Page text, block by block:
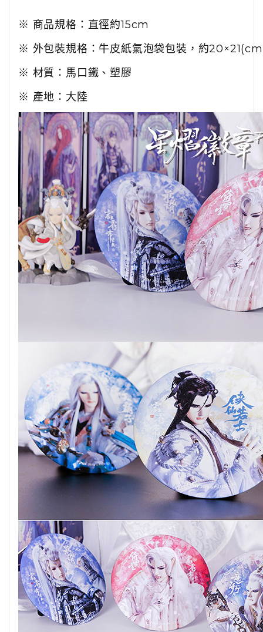
※ 商品規格：直徑約15cm
※ 外包裝規格：牛皮紙氣泡袋包裝，約
※ 材質：馬口鐵、塑膠
※ 產地：大陸